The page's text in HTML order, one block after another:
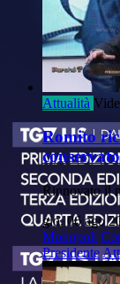
Attualità
Romito
Rinnovato il
gio, 06 ago
Monopoli
Presidente